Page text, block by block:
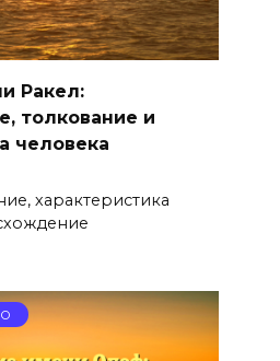
Ракел:
толкование и
человека
характеристика